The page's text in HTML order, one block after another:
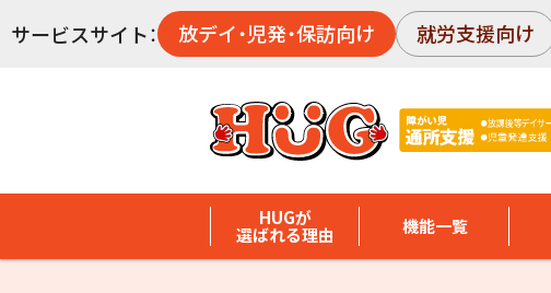
サービスサイト： 放デイ・児発・保訪向け 就労支援向け
HUGが
選ばれる理由 機能一覧